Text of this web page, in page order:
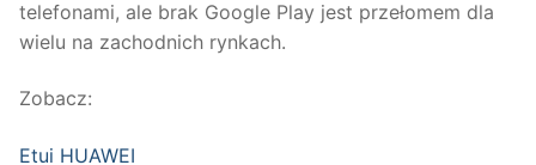
telefonami, ale brak Google Play jest przełomem dla
wielu na zachodnich rynkach.
Zobacz:
Etui HUAWEI